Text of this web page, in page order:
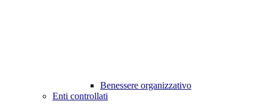
Benessere organizzativo
Enti controllati